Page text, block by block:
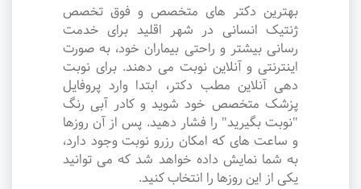
بهترین دکتر های متخصص و فوق تخصص
ژنتیک انسانی در شهر اقلید برای خدمت
رسانی بیشتر و راحتی بیماران خود، به صورت
اینترنتی و آنلاین نوبت می دهند. برای نوبت
دهی آنلاین مطب دکتر، ابتدا وارد پروفایل
پزشک متخصص خود شوید و کادر آبی رنگ
"نوبت بگیرید" را فشار دهید. پس از آن روزها
و ساعت های که امکان رزرو نوبت وجود دارد،
به شما نمایش داده خواهد شد که می توانید
یکی از این روزها را انتخاب کنید.